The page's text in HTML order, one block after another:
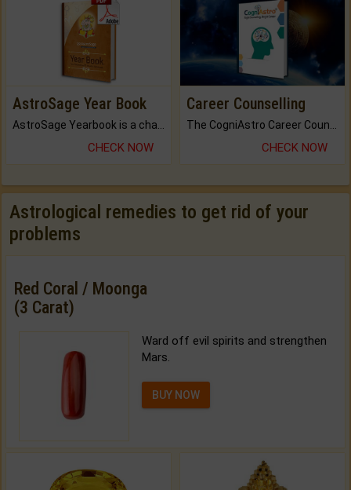
AstroSage Year Book
AstroSage Yearbook is a channel to fulfill your dreams and destiny.
CHECK NOW
Career Counselling
The CogniAstro Career Counselling Report is the most comprehensive report available on this topic.
CHECK NOW
Astrological remedies to get rid of your
problems
Red Coral / Moonga
(3 Carat)
Ward off evil spirits and strengthen
Mars.
BUY NOW